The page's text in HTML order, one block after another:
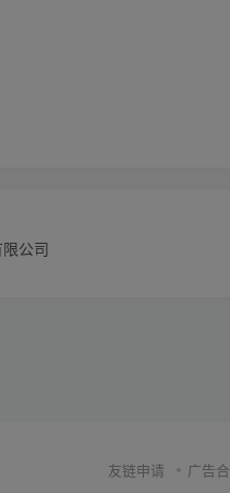
公司
友链申请 广告